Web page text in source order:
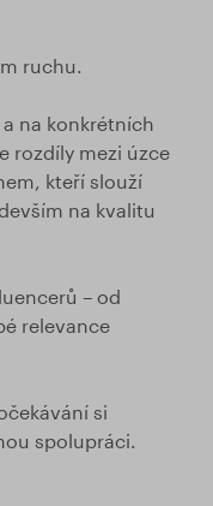
ruchu.
na konkrétních
rozdíly mezi úzce
kteří slouží
na kvalitu
– od
relevance
si
spolupráci.